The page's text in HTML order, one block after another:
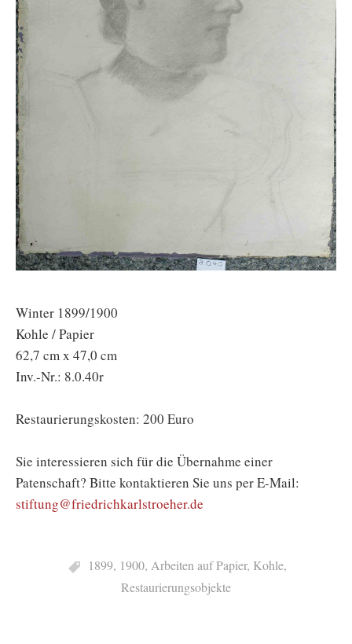
Winter 1899/1900
Kohle / Papier
62,7 cm x 47,0 cm
Inv.-Nr.: 8.0.40r
Restaurierungskosten: 200 Euro
Sie interessieren sich für die Übernahme einer
Patenschaft? Bitte kontaktieren Sie uns per E-Mail:
stiftung@friedrichkarlstroeher.de
1899, 1900, Arbeiten auf Papier, Kohle,
Restaurierungsobjekte